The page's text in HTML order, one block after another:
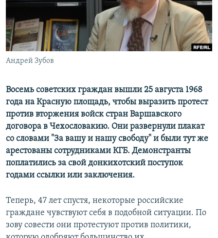
КРЫМ.НЕПОКОРЕННЫЙ
ELIFBE
УКРАИНСКАЯ ПРОБЛЕМА КРЫМА
ПРИСОЕДИНЯЙТЕСЬ!
Андрей Зубов
Восемь советских граждан вышли 25 августа 1968
года на Красную площадь, чтобы выразить протест
против вторжения войск стран Варшавского
договора в Чехословакию. Они развернули плакат
со словами "За вашу и нашу свободу" и были тут же
арестованы сотрудниками КГБ. Демонстранты
поплатились за свой донкихотский поступок
годами ссылки или заключения.
Теперь, 47 лет спустя, некоторые российские
граждане чувствуют себя в подобной ситуации. По
зову совести они протестуют против политики,